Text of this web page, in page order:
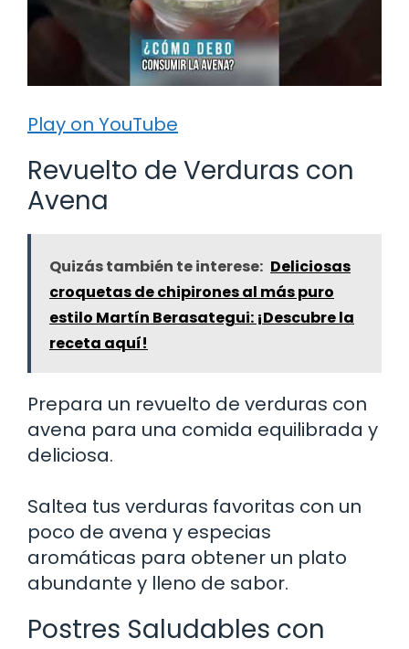
Play on YouTube
Revuelto de Verduras con
Avena
Quizás también te interese: Deliciosas
croquetas de chipirones al más puro
estilo Martín Berasategui: ¡Descubre la
receta aquí!
Prepara un revuelto de verduras con
avena para una comida equilibrada y
deliciosa.
Saltea tus verduras favoritas con un
poco de avena y especias
aromáticas para obtener un plato
abundante y lleno de sabor.
Postres Saludables con